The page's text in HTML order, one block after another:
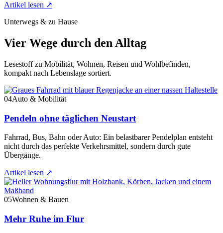
Artikel lesen ↗
Unterwegs & zu Hause
Vier Wege durch den Alltag
Lesestoff zu Mobilität, Wohnen, Reisen und Wohlbefinden,
kompakt nach Lebenslage sortiert.
04Auto & Mobilität
Pendeln ohne täglichen Neustart
Fahrrad, Bus, Bahn oder Auto: Ein belastbarer Pendelplan entsteht
nicht durch das perfekte Verkehrsmittel, sondern durch gute
Übergänge.
Artikel lesen ↗
05Wohnen & Bauen
Mehr Ruhe im Flur